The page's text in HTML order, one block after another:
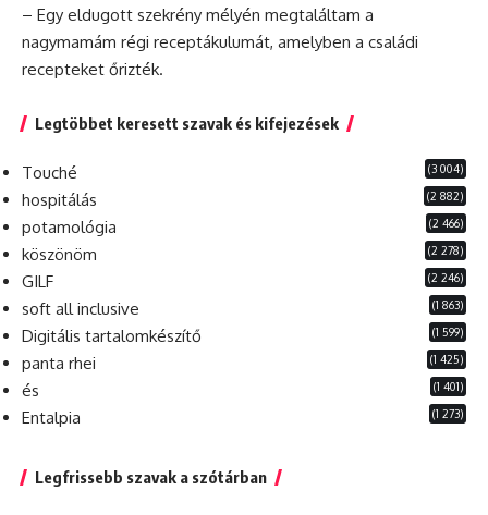
– Egy eldugott szekrény mélyén megtaláltam a
nagymamám régi receptákulumát, amelyben a családi
recepteket őrizték.
Legtöbbet keresett szavak és kifejezések
Touché (3 004)
hospitálás (2 882)
potamológia (2 466)
köszönöm (2 278)
GILF (2 246)
soft all inclusive (1 863)
Digitális tartalomkészítő (1 599)
panta rhei (1 425)
és (1 401)
Entalpia (1 273)
Legfrissebb szavak a szótárban